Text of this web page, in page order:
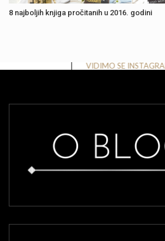
8 najboljih knjiga pročitanih u 2016. godini
VIDIMO SE
Instagram has returned